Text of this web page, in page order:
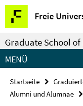
Springe
direkt
zu
Inhalt
Freie
Service-
Navigation
Graduate School of
MENÜ
Startseite
Alumni und Alumnae